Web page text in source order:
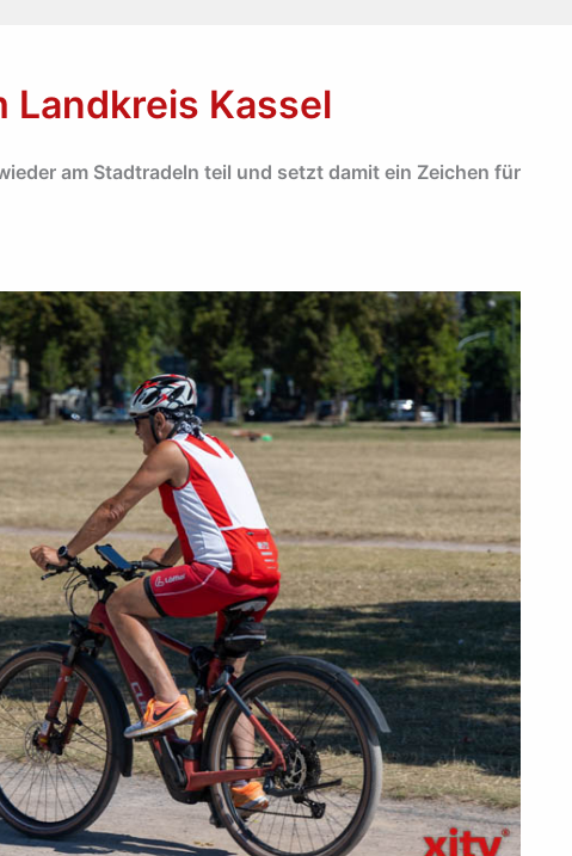
Kassel
am Stadtradeln teil und setzt damit ein Zeichen für